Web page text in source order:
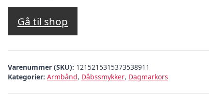
Gå til shop
Varenummer (SKU): 1215215315373538911
Kategorier: Armbånd, Dåbssmykker, Dagmarkors